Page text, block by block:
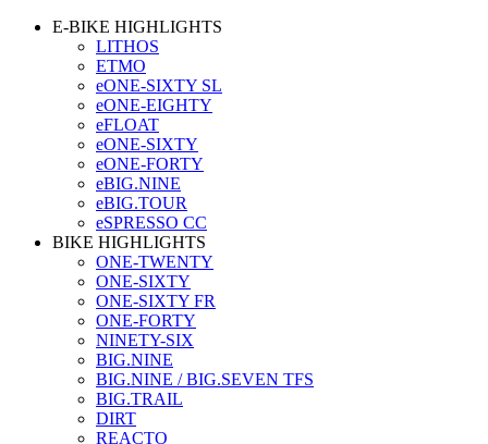
E-BIKE HIGHLIGHTS
LITHOS
ETMO
eONE-SIXTY SL
eONE-EIGHTY
eFLOAT
eONE-SIXTY
eONE-FORTY
eBIG.NINE
eBIG.TOUR
eSPRESSO CC
BIKE HIGHLIGHTS
ONE-TWENTY
ONE-SIXTY
ONE-SIXTY FR
ONE-FORTY
NINETY-SIX
BIG.NINE
BIG.NINE / BIG.SEVEN TFS
BIG.TRAIL
DIRT
REACTO